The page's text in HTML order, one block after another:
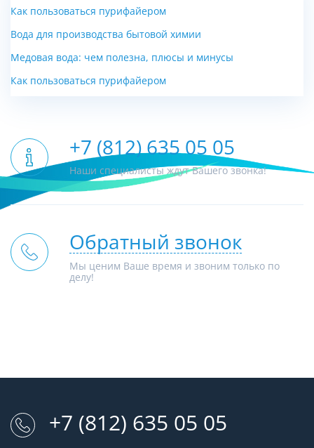
Как пользоваться пурифайером
Вода для производства бытовой химии
Медовая вода: чем полезна, плюсы и минусы
Как пользоваться пурифайером
+7 (812) 635 05 05
Наши специалисты ждут Вашего звонка!
Обратный звонок
Мы ценим Ваше время и звоним только по
делу!
+7 (812) 635 05 05